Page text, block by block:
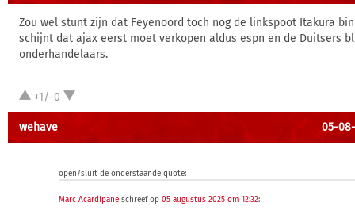
Zou wel stunt zijn dat Feyenoord toch nog de linkspoot Itakura
schijnt dat ajax eerst moet verkopen aldus espn en de Duitsers
onderhandelaars.
+1/-0
wehave 05-08-
open/sluit de onderstaande quote:
Marc Acardipane schreef op05 augustus 2025 om 12:32: